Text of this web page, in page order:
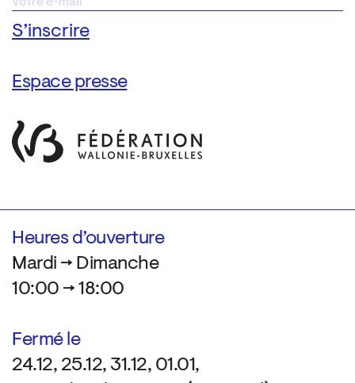
Espace presse
Heures d’ouverture
Mardi → Dimanche
10:00 → 18:00
Fermé le
24.12, 25.12, 31.12, 01.01,